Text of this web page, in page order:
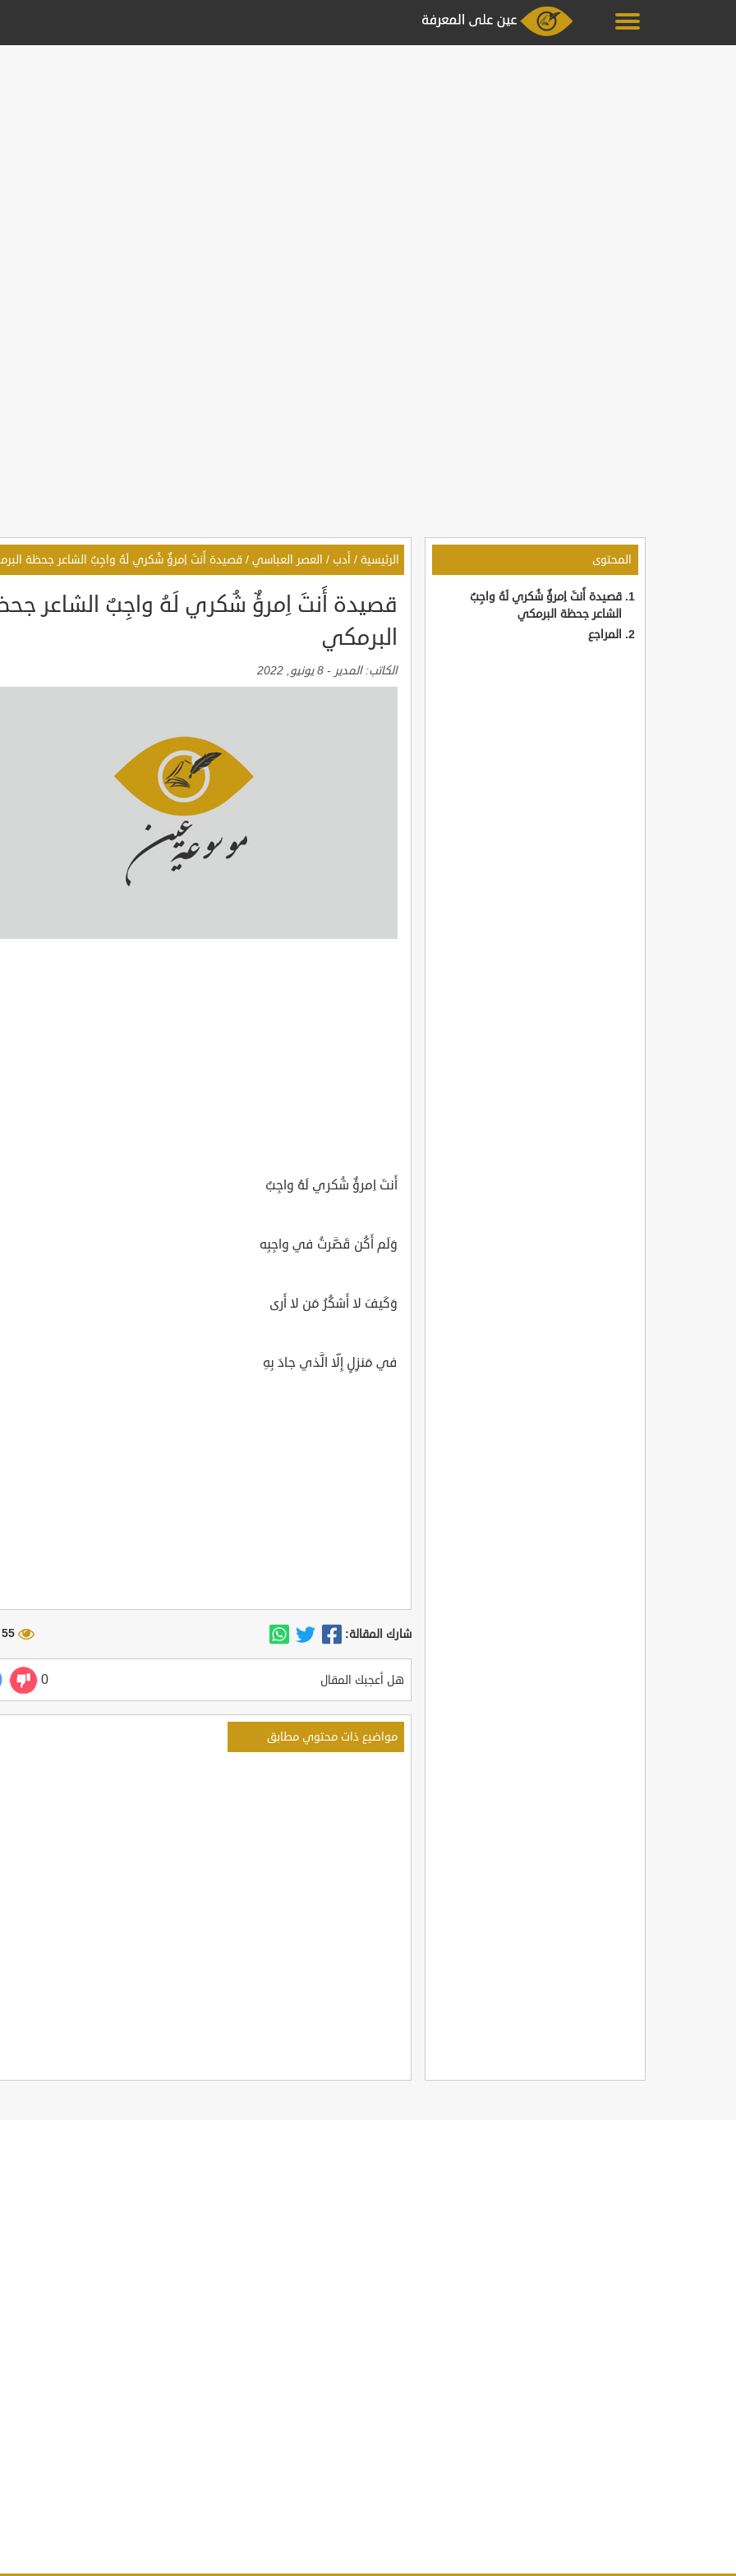
المحتوى
قصيدة أَنتَ اِمرؤٌ شُكري لَهُ واجِبٌ
الشاعر جحظة البرمكي
المراجع
الرئيسية / أدب / العصر العباسي / قصيدة أَنتَ اِمرؤٌ شُكري لَهُ واجِبٌ الشاعر جحظة
قصيدة أَنتَ اِمرؤٌ شُكري لَهُ واجِبٌ الشاعر
البرمكي
الكاتب:المدير - 8 يونيو, 2022
أَنتَ اِمرؤٌ شُكري لَهُ واجِبٌ
وَلَم أَكُن قَصَّرتُ في واجِبِه
وَكَيفَ لا أَشكُرُ مَن لا أَرى
في مَنزِلٍ إِلّا الَّذي جادَ بِهِ
شارك المقالة: 55 مشاهدة
هل أعجبك المقال 0
مواضيع ذات محتوي مطابق